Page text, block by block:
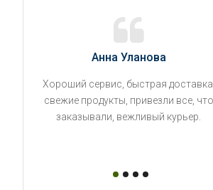
Анна Уланова
Хороший сервис, быстрая доставка,
свежие продукты, привезли все, что
заказывали, вежливый курьер.